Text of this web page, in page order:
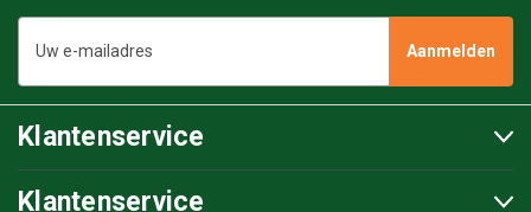
mailadres
Klantenservice
Klantenservice